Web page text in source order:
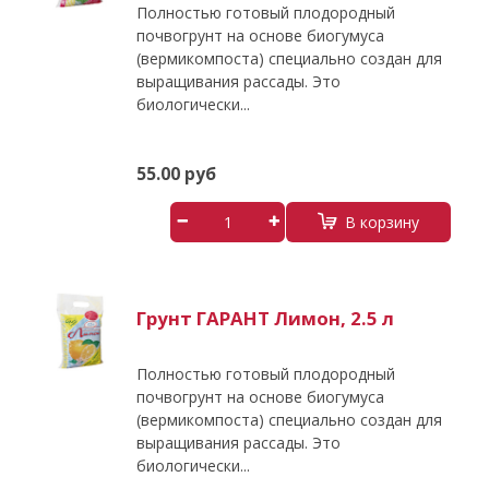
Полностью готовый плодородный
почвогрунт на основе биогумуса
(вермикомпоста) специально создан для
выращивания рассады. Это
биологически...
55.00 руб
В корзину
Грунт ГАРАНТ Лимон, 2.5 л
Полностью готовый плодородный
почвогрунт на основе биогумуса
(вермикомпоста) специально создан для
выращивания рассады. Это
биологически...